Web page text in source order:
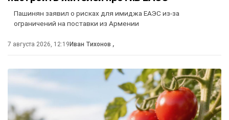
Пашинян заявил о рисках для имиджа ЕАЭС из-за
ограничений на поставки из Армении
7 августа 2026, 12:19Иван Тихонов ,